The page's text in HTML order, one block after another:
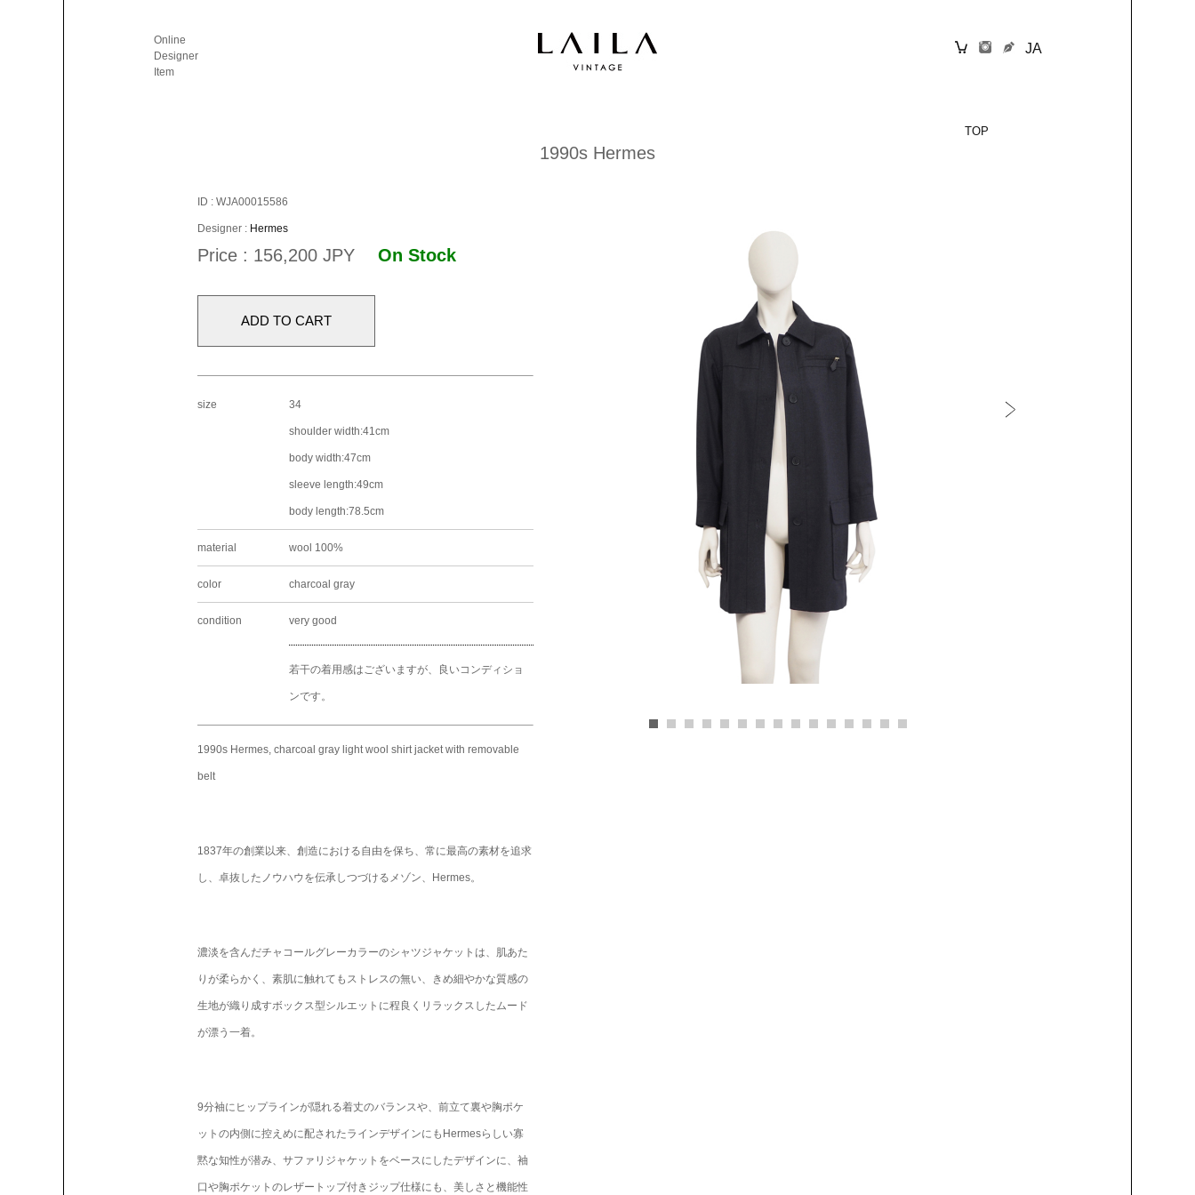
Online
Designer
Item
JA
TOP
1990s Hermes
ID : WJA00015586
Designer : Hermes
Price : 156,200 JPY On Stock
size 34
shoulder width:41cm
body width:47cm
sleeve length:49cm
body length:78.5cm
material wool 100%
color charcoal gray
condition very good
若干の着用感はございますが、良いコンディショ
ンです。
1990s Hermes, charcoal gray light wool shirt jacket with removable
belt
1837年の創業以来、創造における自由を保ち、常に最高の素材を追求
し、卓抜したノウハウを伝承しつづけるメゾン、Hermes。
濃淡を含んだチャコールグレーカラーのシャツジャケットは、肌あた
りが柔らかく、素肌に触れてもストレスの無い、きめ細やかな質感の
生地が織り成すボックス型シルエットに程良くリラックスしたムード
が漂う一着。
9分袖にヒップラインが隠れる着丈のバランスや、前立て裏や胸ポケ
ットの内側に控えめに配されたラインデザインにもHermesらしい寡
黙な知性が潜み、サファリジャケットをベースにしたデザインに、袖
口や胸ポケットのレザートップ付きジップ仕様にも、美しさと機能性